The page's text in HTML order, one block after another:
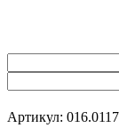
Артикул: